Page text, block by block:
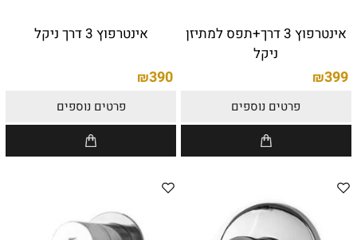
אינטרפוץ 3 דרך+תפס למתיזן
ניקל
₪399
פרטים נוספים
אינטרפוץ 3 דרך ניקל
₪390
פרטים נוספים